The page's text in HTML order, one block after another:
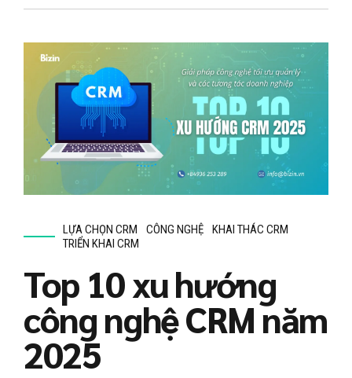
LỰA CHỌN CRM CÔNG NGHỆ
KHAI THÁC CRM
TRIỂN KHAI CRM
Top 10 xu hướng
công nghệ CRM năm
2025